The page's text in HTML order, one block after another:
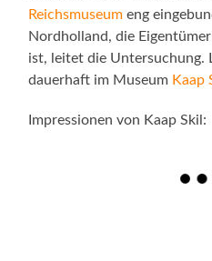
Reichsmuseumeng
Nordholland, die
ist, leitet die Untersuchung.
dauerhaft im Museum Kaap
Impressionen von Kaap Skil: